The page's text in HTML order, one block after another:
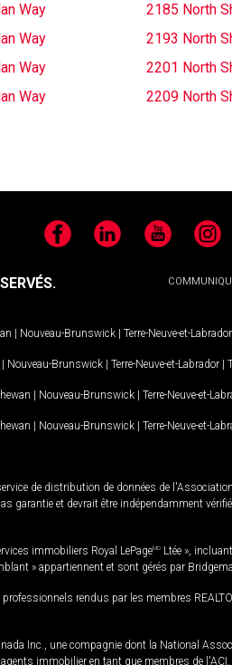
Way 2185 North
Way 2193 North
Way 2201 North
Way 2209 North
FacebookLinkedIn YouTube
| Nouveau-Brunswick | Terre-Neuve-et-Labrador
| Nouveau-Brunswick | Terre-Neuve-et-Labrador |
| Nouveau-Brunswick | Terre-Neuve-et-
| Nouveau-Brunswick | Terre-Neuve-et-
de distribution de données de
et devrait être indépendamment
immobiliers Royal LePageMD Ltée »,
» appartiennent et sont gérés par
rendus par les membres
Inc., une compagnie dont la National
immobilier en tant que membres de